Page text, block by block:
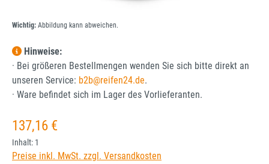
Wichtig: Abbildung kann abweichen.
Hinweise:
· Bei größeren Bestellmengen wenden Sie sich bitte direkt an
unseren Service: b2b@reifen24.de.
· Ware befindet sich im Lager des Vorlieferanten.
Regulärer Preis:
137,16 €
Inhalt: 1
Preise inkl. MwSt. zzgl. Versandkosten